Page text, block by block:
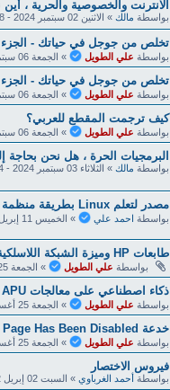
الانترنت والخصوصية والحرية ،
بواسطة مالك » الاثنين 02 سبتمبر 2024 - 21:58
تخلص من جوجل في حياتك - الجزء
بواسطة علي الطويل » الجمعة 06 سبتمبر 2024 - 17:46
تخلص من جوجل في حياتك - الجزء
بواسطة علي الطويل » الجمعة 06 سبتمبر 2024 - 14:25
كيف ترجمت المقطع للعربي؟
بواسطة علي الطويل » الجمعة 06 سبتمبر 2024 - 16:29
البرمجيات الحرة ، هل نحن بحاجة
بواسطة مالك » الثلاثاء 03 سبتمبر 2024 - 21:24
مصدر لتعلم Linux بطريقة منظمة
بواسطة احمد علي » الخميس 11 إبريل 2024 - 17:25
طابعات HP وميزة الشبكة اللاسلكية الغبية
بواسطة علي الطويل » الجمعة 25 أغسطس 2023 - 11:18
ذكاء اصطناعي على معالجات APU
بواسطة علي الطويل » الجمعة 25 أغسطس 2023 - 11:21
خدعة Y‌‌‌o‌‌‌u‌‌‌r‌‌‌ P‌‌‌a‌‌‌‌‌g‌‌‌‌e‌‌‌ H‌‌‌a‌‌‌‌s‌‌‌ B‌‌‌e‌‌‌e‌‌‌‌n‌‌‌ D‌‌‌i‌‌‌s‌‌‌a‌‌‌b‌‌‌l‌‌‌e‌‌‌d‌‌
بواسطة علي الطويل » الجمعة 25 أغسطس 2023 - 11:02
فيروس الاختصار
بواسطة أحمد الغرباوي » السبت 02 إبريل 2022 - 17:39